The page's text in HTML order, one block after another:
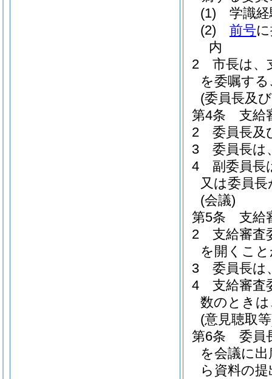
(1)
学識
(2)
前号
内
2
市長は、
を委嘱す
(委員長及
第4条
支給
2
委員長及
3
委員長は
4
副委員長
又は委員
(会議)
第5条
支給
2
支給審査
を開くこ
3
委員長は
4
支給審査
数のとき
(意見聴取
第6条
委員
を会議に
ら資料の